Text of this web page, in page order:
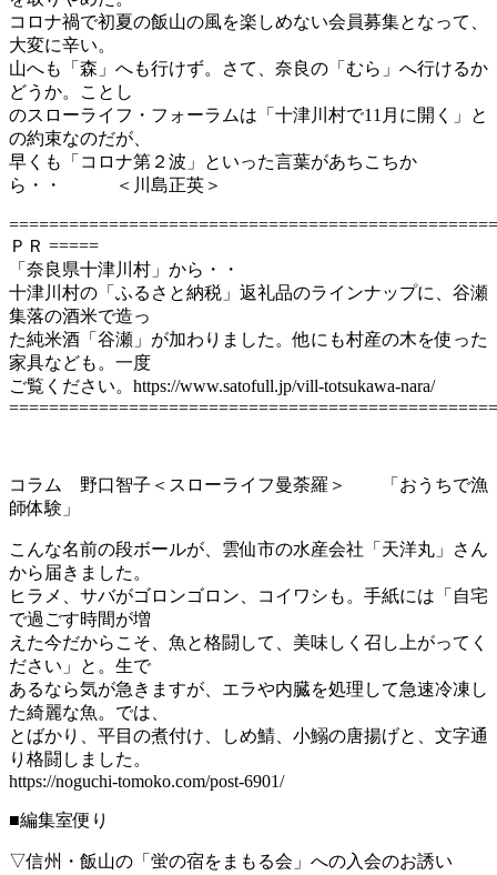
コロナ禍で初夏の飯山の風を楽しめない会員募集となって、
大変に辛い。
山へも「森」へも行けず。さて、奈良の「むら」へ行けるか
どうか。ことし
のスローライフ・フォーラムは「十津川村で11月に開く」と
の約束なのだが、
早くも「コロナ第２波」といった言葉があちこちか
ら・・ ＜川島正英＞
ＰＲ =====
「奈良県十津川村」から・・
十津川村の「ふるさと納税」返礼品のラインナップに、谷瀬
集落の酒米で造っ
た純米酒「谷瀬」が加わりました。他にも村産の木を使った
家具なども。一度
ご覧ください。https://www.satofull.jp/vill-totsukawa-nara/
コラム 野口智子＜スローライフ曼荼羅＞ 「おうちで漁
師体験」
こんな名前の段ボールが、雲仙市の水産会社「天洋丸」さん
から届きました。
ヒラメ、サバがゴロンゴロン、コイワシも。手紙には「自宅
で過ごす時間が増
えた今だからこそ、魚と格闘して、美味しく召し上がってく
ださい」と。生で
あるなら気が急きますが、エラや内臓を処理して急速冷凍し
た綺麗な魚。では、
とばかり、平目の煮付け、しめ鯖、小鰯の唐揚げと、文字通
り格闘しました。
https://noguchi-tomoko.com/post-6901/
■編集室便り
▽信州・飯山の「蛍の宿をまもる会」への入会のお誘い